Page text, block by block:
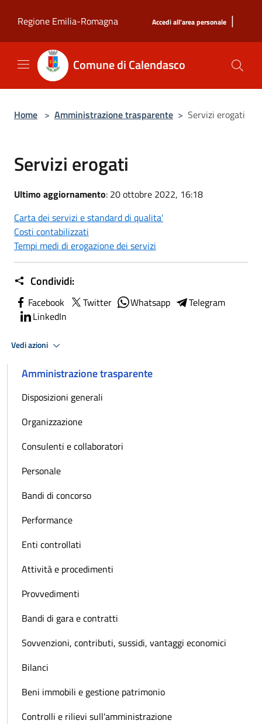
Regione Emilia-Romagna
Accedi all'area personale |
Comune di Calendasco
Home > Amministrazione trasparente > Servizi erogati
Servizi erogati
Ultimo aggiornamento: 20 ottobre 2022, 16:18
Carta dei servizi e standard di qualita'
Costi contabilizzati
Tempi medi di erogazione dei servizi
Condividi:
Facebook Twitter Whatsapp
Telegram
LinkedIn
Vedi azioni
Amministrazione trasparente
Disposizioni generali
Organizzazione
Consulenti e collaboratori
Personale
Bandi di concorso
Performance
Enti controllati
Attività e procedimenti
Provvedimenti
Bandi di gara e contratti
Sovvenzioni, contributi, sussidi, vantaggi economici
Bilanci
Beni immobili e gestione patrimonio
Controlli e rilievi sull'amministrazione